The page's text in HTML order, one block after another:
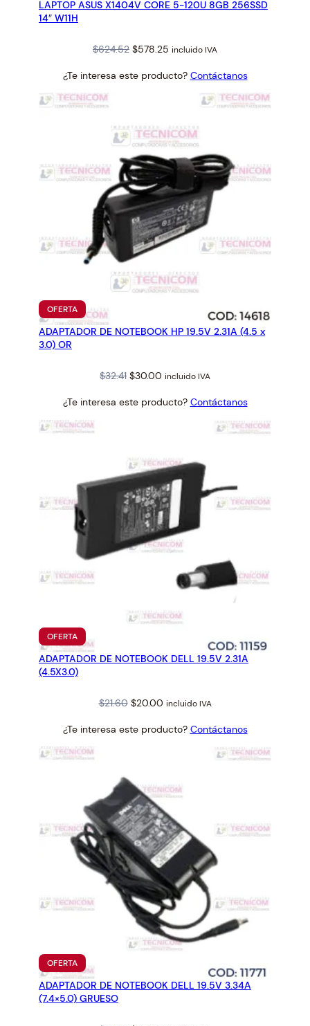
OFERTA
LAPTOP ASUS X1404V CORE 5-120U 8GB 256SSD
14″ W11H
$624.52 Original
was:
$578.25 Current
is:
$578.25.
incluido IVA
¿Te interesa este producto? Contáctanos
OFERTAPRODUCTO
EN
OFERTA
ADAPTADOR DE NOTEBOOK HP 19.5V 2.31A (4.5 x
3.0) OR
$32.41 Original
was:
$30.00 Current
is:
incluido IVA
¿Te interesa este producto? Contáctanos
OFERTAPRODUCTO
EN
OFERTA
ADAPTADOR DE NOTEBOOK DELL 19.5V 2.31A
(4.5X3.0)
$21.60 Original
was:
$20.00Current
is:
incluido IVA
¿Te interesa este producto? Contáctanos
OFERTAPRODUCTO
EN
OFERTA
ADAPTADOR DE NOTEBOOK DELL 19.5V 3.34A
(7.4×5.0) GRUESO